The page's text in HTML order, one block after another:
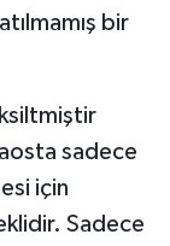
bir
sadece
için
Sadece